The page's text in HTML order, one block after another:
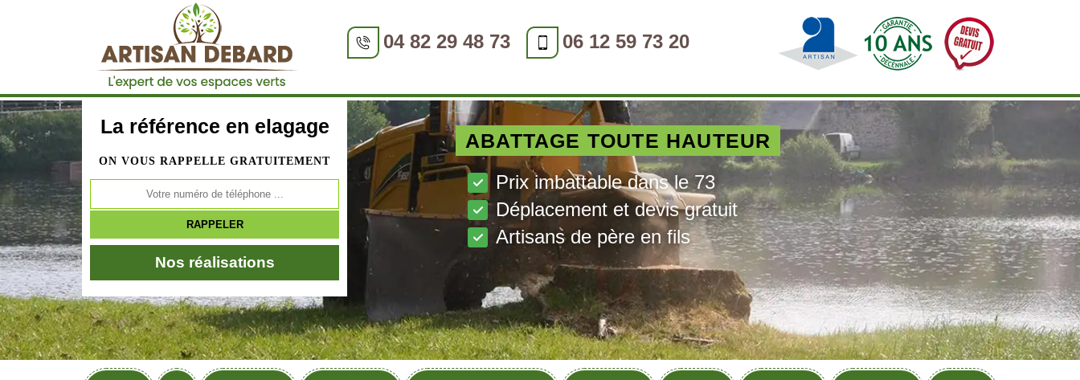
04 82 29 48 73 06 12 59 73 20
La référence en elagage
ON VOUS RAPPELLE GRATUITEMENT
Nos réalisations
ABATTAGE TOUTE HAUTEUR
Prix imbattable dans le 73
Déplacement et devis gratuit
Artisans de père en fils